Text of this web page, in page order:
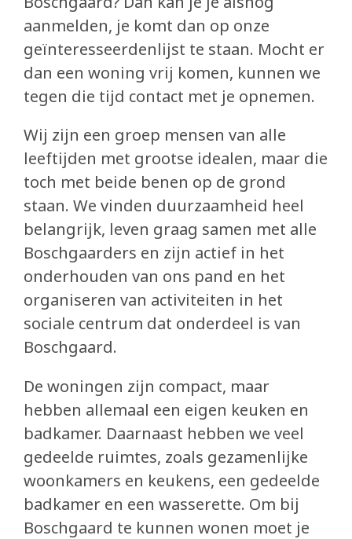
Duurzaam bouwen
Partners
Zin om mee te helpen?
Blog
In de media
aanmelden, je komt dan op onze
geïnteresseerdenlijst te staan. Mocht er
dan een woning vrij komen, kunnen we
tegen die tijd contact met je opnemen.
Wij zijn een groep mensen van alle
leeftijden met grootse idealen, maar die
toch met beide benen op de grond
staan. We vinden duurzaamheid heel
belangrijk, leven graag samen met alle
Boschgaarders en zijn actief in het
onderhouden van ons pand en het
organiseren van activiteiten in het
sociale centrum dat onderdeel is van
Boschgaard.
De woningen zijn compact, maar
hebben allemaal een eigen keuken en
badkamer. Daarnaast hebben we veel
gedeelde ruimtes, zoals gezamenlijke
woonkamers en keukens, een gedeelde
badkamer en een wasserette. Om bij
Boschgaard te kunnen wonen moet je